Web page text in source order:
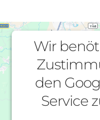
Wir
den
Service